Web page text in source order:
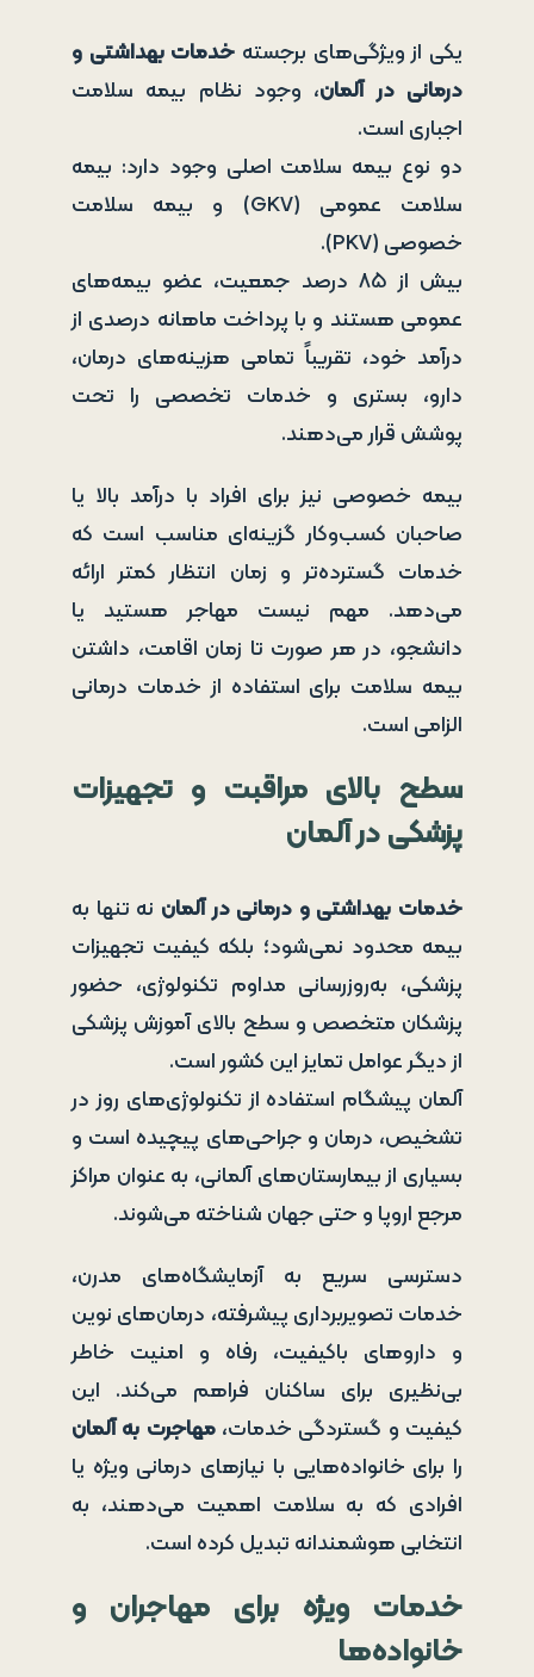
یکی از ویژگی‌های برجسته خدمات بهداشتی و
درمانی در آلمان، وجود نظام بیمه سلامت
اجباری است.
دو نوع بیمه سلامت اصلی وجود دارد: بیمه
سلامت عمومی (GKV) و بیمه سلامت
خصوصی (PKV).
بیش از ۸۵ درصد جمعیت، عضو بیمه‌های
عمومی هستند و با پرداخت ماهانه درصدی از
درآمد خود، تقریباً تمامی هزینه‌های درمان،
دارو، بستری و خدمات تخصصی را تحت
پوشش قرار می‌دهند.
بیمه خصوصی نیز برای افراد با درآمد بالا یا
صاحبان کسب‌وکار گزینه‌ای مناسب است که
خدمات گسترده‌تر و زمان انتظار کمتر ارائه
می‌دهد. مهم نیست مهاجر هستید یا
دانشجو، در هر صورت تا زمان اقامت، داشتن
بیمه سلامت برای استفاده از خدمات درمانی
الزامی است.
سطح بالای مراقبت و تجهیزات
پزشکی در آلمان
خدمات بهداشتی و درمانی در آلمان نه تنها به
بیمه محدود نمی‌شود؛ بلکه کیفیت تجهیزات
پزشکی، به‌روزرسانی مداوم تکنولوژی، حضور
پزشکان متخصص و سطح بالای آموزش پزشکی
از دیگر عوامل تمایز این کشور است.
آلمان پیشگام استفاده از تکنولوژی‌های روز در
تشخیص، درمان و جراحی‌های پیچیده است و
بسیاری از بیمارستان‌های آلمانی، به عنوان مراکز
مرجع اروپا و حتی جهان شناخته می‌شوند.
دسترسی سریع به آزمایشگاه‌های مدرن،
خدمات تصویربرداری پیشرفته، درمان‌های نوین
و داروهای باکیفیت، رفاه و امنیت خاطر
بی‌نظیری برای ساکنان فراهم می‌کند. این
کیفیت و گستردگی خدمات،مهاجرت به آلمان
را برای خانواده‌هایی با نیازهای درمانی ویژه یا
افرادی که به سلامت اهمیت می‌دهند، به
انتخابی هوشمندانه تبدیل کرده است.
خدمات ویژه برای مهاجران و
خانواده‌ها